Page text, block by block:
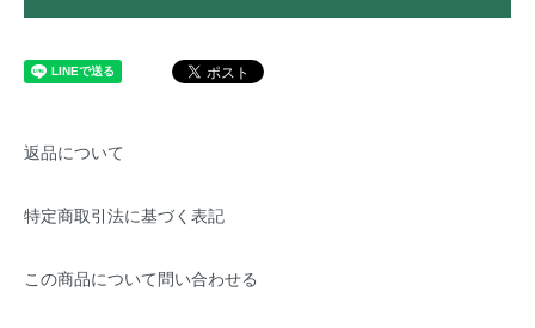
返品について
特定商取引法に基づく表記
この商品について問い合わせる